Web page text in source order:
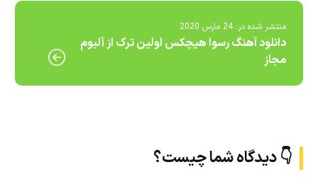
منتشر شده در:24 مارس 2020
دانلود آهنگ رسوا هیچکس اولین ترک از آلبوم
مجاز
👇 دیدگاه شما چیست؟